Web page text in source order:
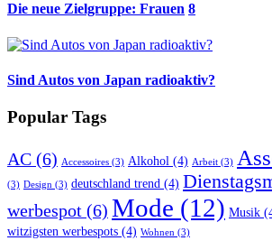
Die neue Zielgruppe: Frauen 8
Sind Autos von Japan radioaktiv?
Popular Tags
AC (6) Accessoires (3) Alkohol (4) Arbeit (3)
(3) Design (3) deutschland trend (4)
werbespot (6) Mode (12) Musik
witzigsten werbespots (4) Wohnen (3)